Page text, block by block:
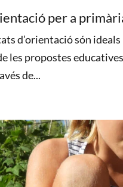
per a
d’orientació són
les propostes
de...